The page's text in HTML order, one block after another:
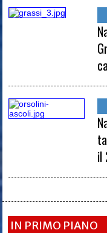
il
IN PRIMO PIANO